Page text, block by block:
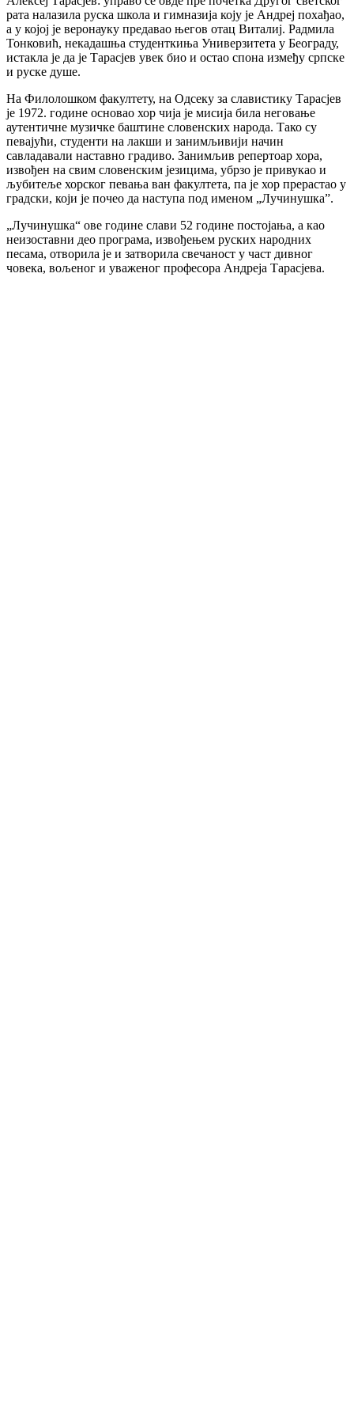
рата налазила руска школа и гимназија коју је Андреј похађао,
а у којој је веронауку предавао његов отац Виталиј. Радмила
Тонковић, некадашња студенткиња Универзитета у Београду,
истакла је да је Тарасјев увек био и остао спона између српске
и руске душе.
На Филолошком факултету, на Одсеку за славистику Тарасјев
је 1972. године основао хор чија је мисија била неговање
аутентичне музичке баштине словенских народа. Тако су
певајући, студенти на лакши и занимљивији начин
савладавали наставно градиво. Занимљив репертоар хора,
извођен на свим словенским језицима, убрзо је привукао и
љубитеље хорског певања ван факултета, па је хор прерастао у
градски, који је почео да наступа под именом „Лучинушка”.
„Лучинушка“ ове године слави 52 године постојања, а као
неизоставни део програма, извођењем руских народних
песама, отворила је и затворила свечаност у част дивног
човека, вољеног и уваженог професора Андреја Тарасјева.